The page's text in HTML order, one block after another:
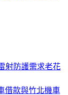
射防護需求老花
借款與竹北機車